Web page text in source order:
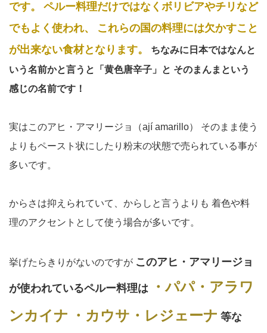
です。
ペルー料理だけではなくボリビアやチリなど
でもよく使われ、
これらの国の料理には欠かすこと
が出来ない食材となります。
ちなみに日本ではなんと
いう名前かと言うと「黄色唐辛子」と そのまんまという
感じの名前です！
実はこのアヒ・アマリージョ（ají amarillo）
そのまま使う
よりもペースト状にしたり粉末の状態で売られている事が
多いです。
からさは抑えられていて、からしと言うよりも 着色や料
理のアクセントとして使う場合が多いです。
挙げたらきりがないのですが このアヒ・アマリージョ
が使われているペルー料理は
・パパ・アラワ
ンカイナ ・カウサ・レジェーナ 等な